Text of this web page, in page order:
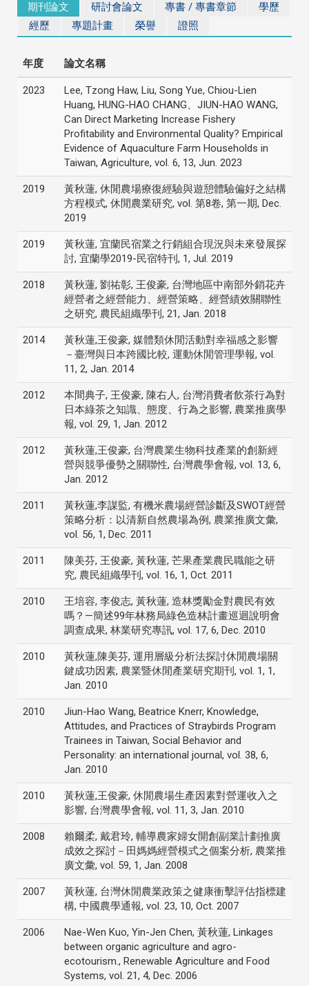
期刊論文 研討會論文 專書 / 專書章節
學歷
經歷
專題計畫 榮譽 證照
年度 論文名稱
2023
Lee, Tzong Haw, Liu, Song Yue, Chiou-Lien
Huang, HUNG-HAO CHANG、JIUN-HAO WANG,
Can Direct Marketing Increase Fishery
Profitability and Environmental Quality? Empirical
Evidence of Aquaculture Farm Households in
Taiwan, Agriculture, vol. 6, 13, Jun. 2023
2019
黃秋蓮, 休閒農場療復經驗與遊憩體驗偏好之結構
方程模式, 休閒農業研究, vol. 第8卷, 第一期, Dec.
2019
2019
黃秋蓮, 宜蘭民宿業之行銷組合現況與未來發展探
討, 宜蘭學2019-民宿特刊, 1, Jul. 2019
2018
黃秋蓮, 劉祐彰, 王俊豪, 台灣地區中南部外銷花卉
經營者之經營能力、經營策略、經營績效關聯性
之研究, 農民組織學刊, 21, Jan. 2018
2014
黃秋蓮,王俊豪, 媒體類休閒活動對幸福感之影響
－臺灣與日本跨國比較, 運動休閒管理學報, vol.
11, 2, Jan. 2014
2012
本間典子, 王俊豪, 陳右人, 台灣消費者飲茶行為對
日本綠茶之知識、態度、行為之影響, 農業推廣學
報, vol. 29, 1, Jan. 2012
2012
黃秋蓮,王俊豪, 台灣農業生物科技產業的創新經
營與競爭優勢之關聯性, 台灣農學會報, vol. 13, 6,
Jan. 2012
2011
黃秋蓮,李謀監, 有機米農場經營診斷及SWOT經營
策略分析：以清新自然農場為例, 農業推廣文彙,
vol. 56, 1, Dec. 2011
2011
陳美芬, 王俊豪, 黃秋蓮, 芒果產業農民職能之研
究, 農民組織學刊, vol. 16, 1, Oct. 2011
2010
王培容, 李俊志, 黃秋蓮, 造林獎勵金對農民有效
嗎？—簡述99年林務局綠色造林計畫巡迴說明會
調查成果, 林業研究專訊, vol. 17, 6, Dec. 2010
2010
黃秋蓮,陳美芬, 運用層級分析法探討休閒農場關
鍵成功因素, 農業暨休閒產業研究期刊, vol. 1, 1,
Jan. 2010
2010
Jiun-Hao Wang, Beatrice Knerr, Knowledge,
Attitudes, and Practices of Straybirds Program
Trainees in Taiwan, Social Behavior and
Personality: an international journal, vol. 38, 6,
Jan. 2010
2010
黃秋蓮,王俊豪, 休閒農場生產因素對營運收入之
影響, 台灣農學會報, vol. 11, 3, Jan. 2010
2008
賴爾柔, 戴君玲, 輔導農家婦女開創副業計劃推廣
成效之探討－田媽媽經營模式之個案分析, 農業推
廣文彙, vol. 59, 1, Jan. 2008
2007
黃秋蓮, 台灣休閒農業政策之健康衝擊評估指標建
構, 中國農學通報, vol. 23, 10, Oct. 2007
2006
Nae-Wen Kuo, Yin-Jen Chen, 黃秋蓮, Linkages
between organic agriculture and agro-
ecotourism., Renewable Agriculture and Food
Systems, vol. 21, 4, Dec. 2006